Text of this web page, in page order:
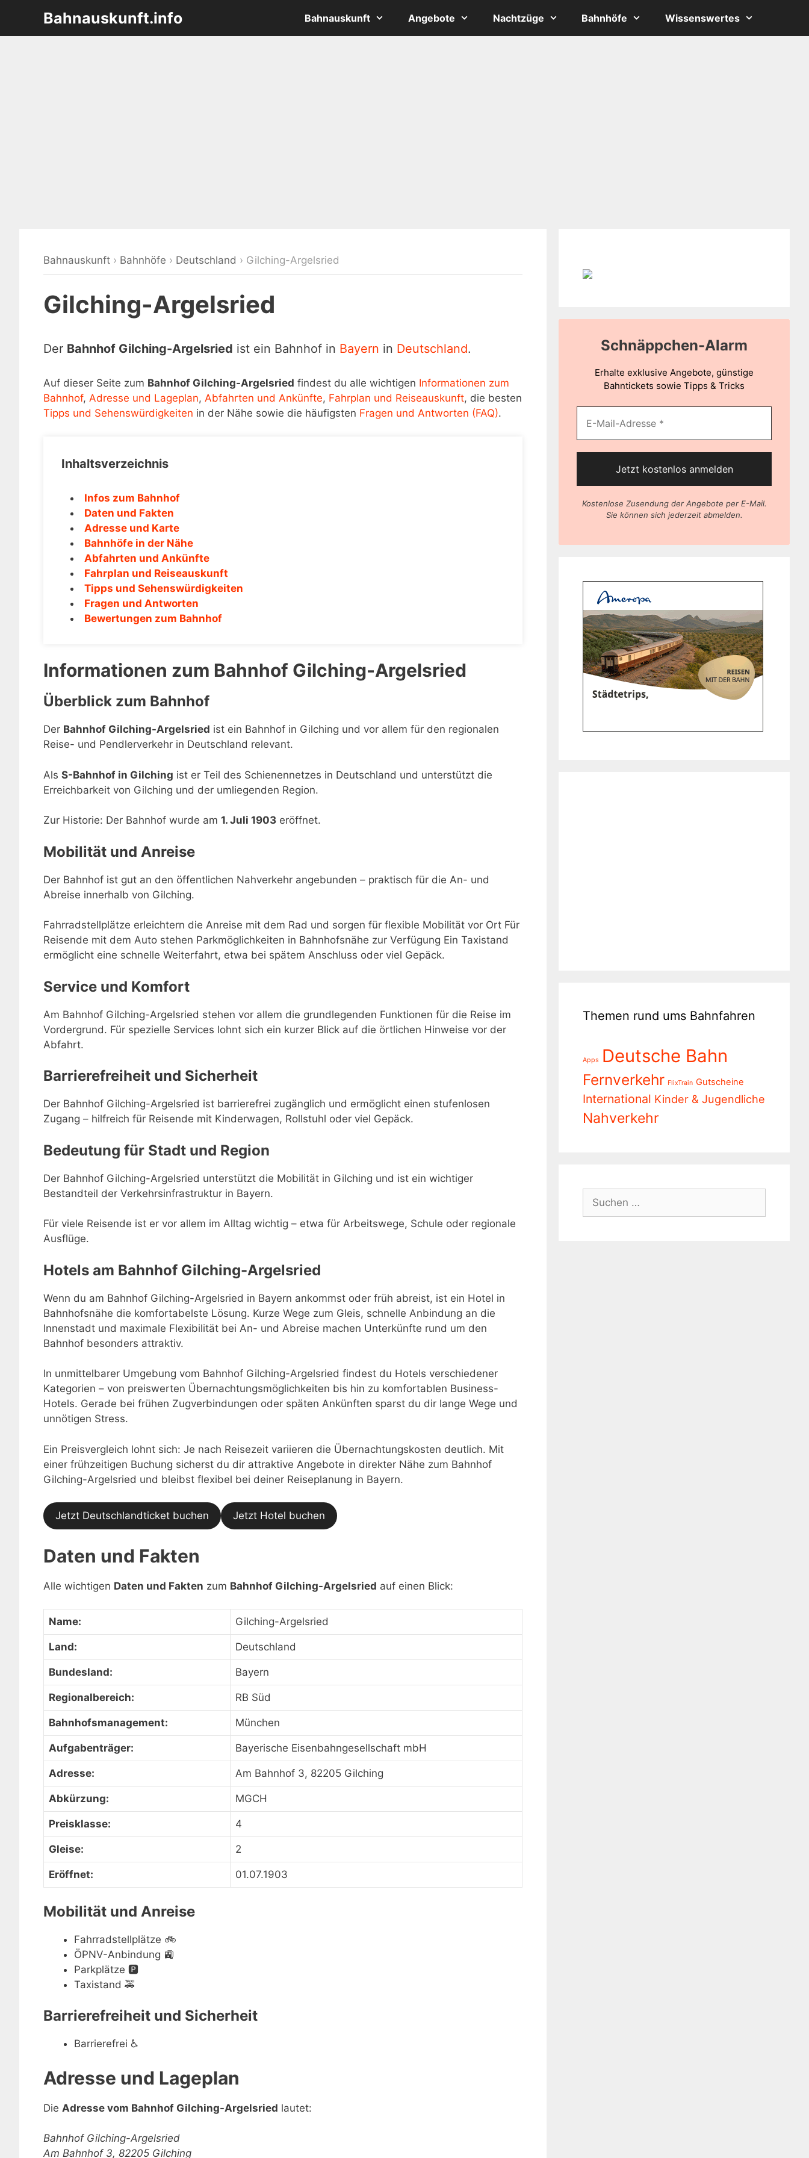
springen
Bahnauskunft.info Bahnauskunft Angebote Nachtzüge Bahnhöfe Wissenswertes
Bahnauskunft › Bahnhöfe › Deutschland › Gilching-Argelsried
Gilching-Argelsried
Der Bahnhof Gilching-Argelsried ist ein Bahnhof in Bayern in Deutschland.
Auf dieser Seite zum Bahnhof Gilching-Argelsried findest du alle wichtigen Informationen zum
Bahnhof, Adresse und Lageplan, Abfahrten und Ankünfte, Fahrplan und Reiseauskunft, die besten
Tipps und Sehenswürdigkeiten in der Nähe sowie die häufigsten Fragen und Antworten (FAQ).
Inhaltsverzeichnis
Infos zum Bahnhof
Daten und Fakten
Adresse und Karte
Bahnhöfe in der Nähe
Abfahrten und Ankünfte
Fahrplan und Reiseauskunft
Tipps und Sehenswürdigkeiten
Fragen und Antworten
Bewertungen zum Bahnhof
Informationen zum Bahnhof Gilching-Argelsried
Überblick zum Bahnhof
Der Bahnhof Gilching-Argelsried ist ein Bahnhof in Gilching und vor allem für den regionalen
Reise- und Pendlerverkehr in Deutschland relevant.
Als S-Bahnhof in Gilching ist er Teil des Schienennetzes in Deutschland und unterstützt die
Erreichbarkeit von Gilching und der umliegenden Region.
Zur Historie: Der Bahnhof wurde am 1. Juli 1903 eröffnet.
Mobilität und Anreise
Der Bahnhof ist gut an den öffentlichen Nahverkehr angebunden – praktisch für die An- und
Abreise innerhalb von Gilching.
Fahrradstellplätze erleichtern die Anreise mit dem Rad und sorgen für flexible Mobilität vor Ort Für
Reisende mit dem Auto stehen Parkmöglichkeiten in Bahnhofsnähe zur Verfügung Ein Taxistand
ermöglicht eine schnelle Weiterfahrt, etwa bei spätem Anschluss oder viel Gepäck.
Service und Komfort
Am Bahnhof Gilching-Argelsried stehen vor allem die grundlegenden Funktionen für die Reise im
Vordergrund. Für spezielle Services lohnt sich ein kurzer Blick auf die örtlichen Hinweise vor der
Abfahrt.
Barrierefreiheit und Sicherheit
Der Bahnhof Gilching-Argelsried ist barrierefrei zugänglich und ermöglicht einen stufenlosen
Zugang – hilfreich für Reisende mit Kinderwagen, Rollstuhl oder viel Gepäck.
Bedeutung für Stadt und Region
Der Bahnhof Gilching-Argelsried unterstützt die Mobilität in Gilching und ist ein wichtiger
Bestandteil der Verkehrsinfrastruktur in Bayern.
Für viele Reisende ist er vor allem im Alltag wichtig – etwa für Arbeitswege, Schule oder regionale
Ausflüge.
Hotels am Bahnhof Gilching-Argelsried
Wenn du am Bahnhof Gilching-Argelsried in Bayern ankommst oder früh abreist, ist ein Hotel in
Bahnhofsnähe die komfortabelste Lösung. Kurze Wege zum Gleis, schnelle Anbindung an die
Innenstadt und maximale Flexibilität bei An- und Abreise machen Unterkünfte rund um den
Bahnhof besonders attraktiv.
In unmittelbarer Umgebung vom Bahnhof Gilching-Argelsried findest du Hotels verschiedener
Kategorien – von preiswerten Übernachtungsmöglichkeiten bis hin zu komfortablen Business-
Hotels. Gerade bei frühen Zugverbindungen oder späten Ankünften sparst du dir lange Wege und
unnötigen Stress.
Ein Preisvergleich lohnt sich: Je nach Reisezeit variieren die Übernachtungskosten deutlich. Mit
einer frühzeitigen Buchung sicherst du dir attraktive Angebote in direkter Nähe zum Bahnhof
Gilching-Argelsried und bleibst flexibel bei deiner Reiseplanung in Bayern.
Jetzt Deutschlandticket buchen Jetzt Hotel buchen
Daten und Fakten
Alle wichtigen Daten und Fakten zum Bahnhof Gilching-Argelsried auf einen Blick:
Name: Gilching-Argelsried
Land: Deutschland
Bundesland: Bayern
Regionalbereich: RB Süd
Bahnhofsmanagement: München
Aufgabenträger: Bayerische Eisenbahngesellschaft mbH
Adresse: Am Bahnhof 3, 82205 Gilching
Abkürzung: MGCH
Preisklasse: 4
Gleise: 2
Eröffnet: 01.07.1903
Mobilität und Anreise
Fahrradstellplätze 🚲
ÖPNV-Anbindung 🚉
Parkplätze 🅿️
Taxistand 🚕
Barrierefreiheit und Sicherheit
Barrierefrei ♿
Adresse und Lageplan
Die Adresse vom Bahnhof Gilching-Argelsried lautet:
Bahnhof Gilching-Argelsried
Am Bahnhof 3, 82205 Gilching
Schnäppchen-Alarm
Erhalte exklusive Angebote, günstige
Bahntickets sowie Tipps & Tricks
Kostenlose Zusendung der Angebote per E-Mail.
Sie können sich jederzeit abmelden.
Themen rund ums Bahnfahren
Apps Deutsche Bahn
Fernverkehr FlixTrain Gutscheine
International Kinder & Jugendliche
Nahverkehr
nach: